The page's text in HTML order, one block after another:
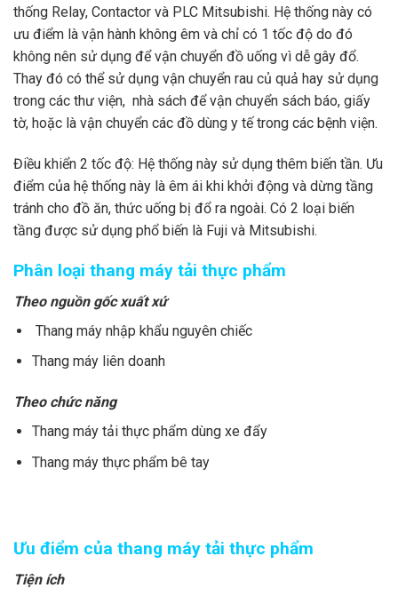
thống Relay, Contactor và PLC Mitsubishi. Hệ thống này có
ưu điểm là vận hành không êm và chỉ có 1 tốc độ do đó
không nên sử dụng để vận chuyển đồ uống vì dễ gây đổ.
Thay đó có thể sử dụng vận chuyển rau củ quả hay sử dụng
trong các thư viện, nhà sách để vận chuyển sách báo, giấy
tờ, hoặc là vận chuyển các đồ dùng y tế trong các bệnh viện.
Điều khiển 2 tốc độ: Hệ thống này sử dụng thêm biến tần. Ưu
điểm của hệ thống này là êm ái khi khởi động và dừng tầng
tránh cho đồ ăn, thức uống bị đổ ra ngoài. Có 2 loại biến
tầng được sử dụng phổ biến là Fuji và Mitsubishi.
Phân loại thang máy tải thực phẩm
Theo nguồn gốc xuất xứ
Thang máy nhập khẩu nguyên chiếc
Thang máy liên doanh
Theo chức năng
Thang máy tải thực phẩm dùng xe đẩy
Thang máy thực phẩm bê tay
Ưu điểm của thang máy tải thực phẩm
Tiện ích